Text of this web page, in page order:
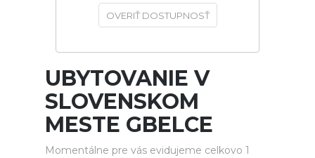
OVERIŤ DOSTUPNOSŤ
UBYTOVANIE V
SLOVENSKOM
MESTE GBELCE
Momentálne pre vás evidujeme celkovo 1